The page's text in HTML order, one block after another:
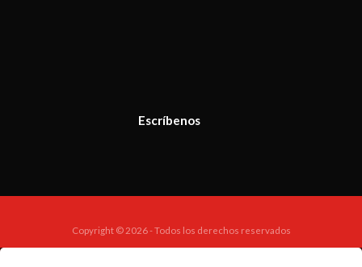
Escríbenos
Copyright © 2026 - Todos los derechos reservados